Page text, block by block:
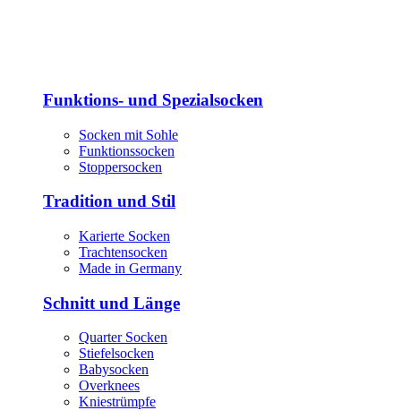
Funktions- und Spezialsocken
Socken mit Sohle
Funktionssocken
Stoppersocken
Tradition und Stil
Karierte Socken
Trachtensocken
Made in Germany
Schnitt und Länge
Quarter Socken
Stiefelsocken
Babysocken
Overknees
Kniestrümpfe